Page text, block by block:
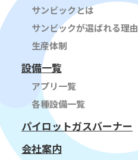
サンビックとは
サンビックが選ばれる理由
生産体制
設備一覧
アプリ一覧
各種設備一覧
パイロットガスバーナー
会社案内